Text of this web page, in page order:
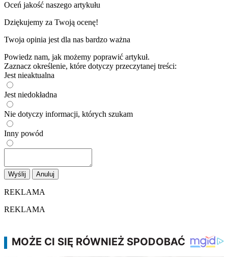
Dziękujemy za Twoją ocenę!
Twoja opinia jest dla nas bardzo ważna
Powiedz nam, jak możemy poprawić artykuł.
Jest nieaktualna
Jest niedokładna
Nie dotyczy informacji, których szukam
Inny powód
REKLAMA
REKLAMA